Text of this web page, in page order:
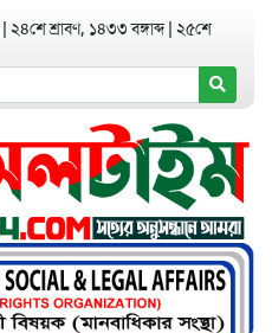
২৪শে শ্রাবণ, ১৪৩৩ বঙ্গাব্দ ২৫শে